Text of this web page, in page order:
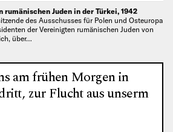
Juden in der Türkei, 1942
des Ausschusses für Polen und Osteuropa
der Vereinigten rumänischen Juden von
über…
am frühen Morgen in
zur Flucht aus unserm